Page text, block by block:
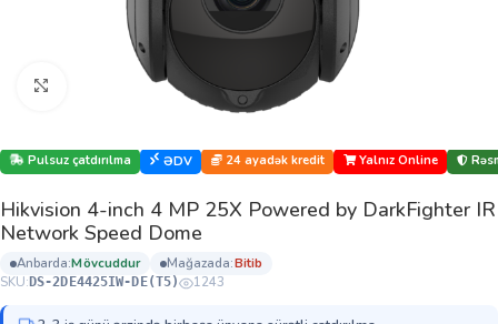
Böyütmək üçün klikləyin
Pulsuz çatdırılma ƏDV 24 ayadək kredit Yalnız Online
Hikvision 4-inch 4 MP 25X Powered by DarkFighter IR
Network Speed Dome
anbarda: mövcuddur mağazada:
bi̇ti̇b
SKU: DS-2DE4425IW-DE(T5) 1243